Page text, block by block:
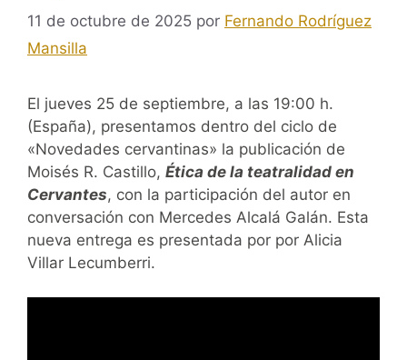
11 de octubre de 2025 por Fernando Rodríguez
Mansilla
El jueves 25 de septiembre, a las 19:00 h.
(España), presentamos dentro del ciclo de
«Novedades cervantinas» la publicación de
Moisés R. Castillo, Ética de la teatralidad en
Cervantes, con la participación del autor en
conversación con Mercedes Alcalá Galán. Esta
nueva entrega es presentada por por Alicia
Villar Lecumberri.